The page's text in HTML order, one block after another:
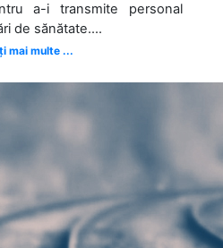
a-i transmite personal
de sănătate....
mai multe ...